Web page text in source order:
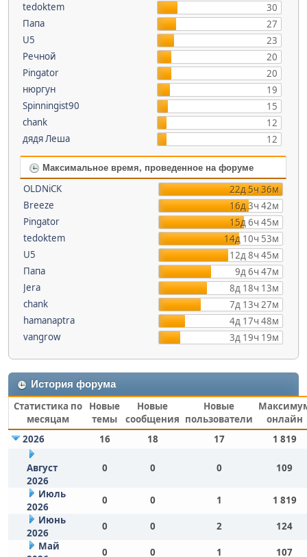
tedoktem
30
Папа
27
U5
23
Речной
20
Pingator
20
нюргун
19
Spinningist90
15
chank
12
дядя Леша
12
Максимальное время, проведенное на форуме
OLDNiCK
22д 5ч 36м
Breeze
16д 3ч 42м
Pingator
15д 6ч 45м
tedoktem
14д 10ч 53м
U5
12д 8ч 45м
Папа
9д 6ч 47м
Jera
8д 18ч 13м
chank
7д 13ч 27м
hamanaptra
4д 17ч 48м
vangrow
3д 19ч 19м
История форума
Статистика по
месяцам
Новые
темы
Новые
сообщения
Новые
пользователи
онлайн
2026
16 18 17 1 819
Август
2026
0 0 0 109
Июль
2026
0 0 1
1 819
Июнь
2026
0 0 2
124
Май
0 0 1 107